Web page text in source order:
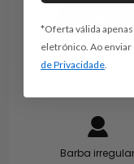
Saiba mais >
Barba irregular
*Oferta válida
eletrónico. Ao enviar
de Privacidade.